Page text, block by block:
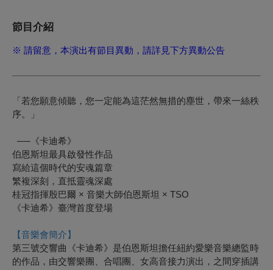
節目介紹
※ 請留意，本演出有節目異動，請詳見下方異動公告
「若您願意傾聽，您一定能為這茫然無措的塵世，帶來一絲秩
序。」
──《卡迪希》
伯恩斯坦最具啟發性作品
寫給這個時代的安魂篇章
繁複深刻，直抵靈魂深處
桂冠指揮殷巴爾 × 音樂大師伯恩斯坦 × TSO
《卡迪希》臺灣首度登場
【音樂會簡介】
第三號交響曲《卡迪希》是伯恩斯坦擔任紐約愛樂音樂總監時
的作品，由交響樂團、合唱團、女高音接力演出，之間穿插講